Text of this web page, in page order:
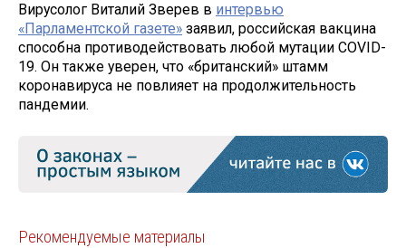
Вирусолог Виталий Зверев в интервью
«Парламентской газете» заявил, российская вакцина
способна противодействовать любой мутации COVID-
19. Он также уверен, что «британский» штамм
коронавируса не повлияет на продолжительность
пандемии.
Рекомендуемые материалы